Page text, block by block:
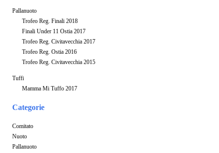
Pallanuoto
Trofeo Reg. Finali 2018
Finali Under 11 Ostia 2017
Trofeo Reg. Civitavecchia 2017
Trofeo Reg. Ostia 2016
Trofeo Reg. Civitavecchia 2015
Tuffi
Mamma Mi Tuffo 2017
Categorie
Comitato
Nuoto
Pallanuoto